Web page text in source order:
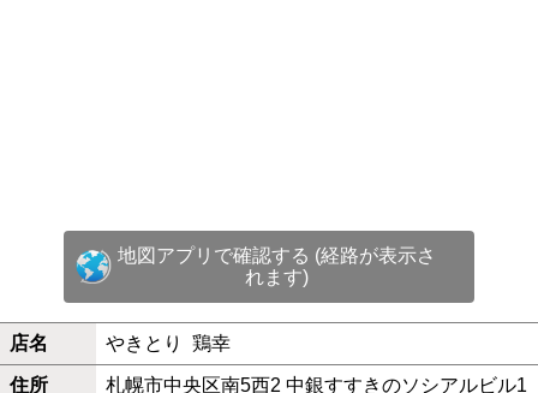
地図アプリで確認する (経路が表示さ
れます)
店名 やきとり 鶏幸
住所
札幌市中央区南5西2 中銀すすきのソシアルビル1